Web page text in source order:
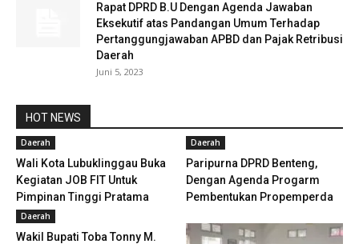
Rapat DPRD B.U Dengan Agenda Jawaban
Eksekutif atas Pandangan Umum Terhadap
Pertanggungjawaban APBD dan Pajak Retribusi
Daerah
Juni 5, 2023
HOT NEWS
Daerah
Wali Kota Lubuklinggau Buka
Kegiatan JOB FIT Untuk
Pimpinan Tinggi Pratama
Daerah
Paripurna DPRD Benteng,
Dengan Agenda Progarm
Pembentukan Propemperda
Daerah
Wakil Bupati Toba Tonny M.